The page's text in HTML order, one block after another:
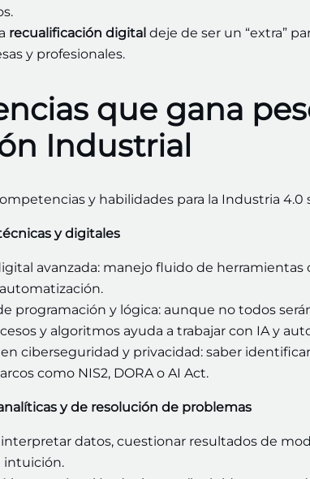
recualificación digital deje de ser un “extra”
y profesionales.
que gana
Industrial
y habilidades para la Industria
y digitales
avanzada: manejo fluido de herramientas
programación y lógica: aunque no todos
y algoritmos ayuda a trabajar con IA y
ciberseguridad y privacidad: saber
como NIS2, DORA o AI Act.
y de resolución de problemas
interpretar datos, cuestionar resultados de
intuición.